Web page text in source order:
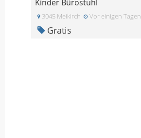
Kinder Bürostuhl
3045 Meikirch Vor einigen Tagen
Gratis